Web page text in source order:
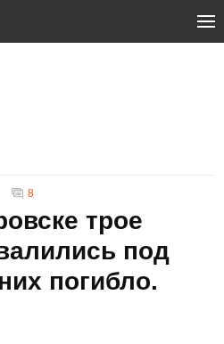
8
трое
под
погибло.